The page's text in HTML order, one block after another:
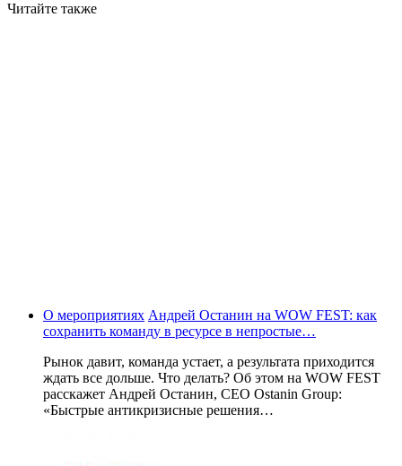
Читайте также
О мероприятиях Андрей Останин на WOW FEST: как
сохранить команду в ресурсе в непростые…
Рынок давит, команда устает, а результата приходится
ждать все дольше. Что делать? Об этом на WOW FEST
расскажет Андрей Останин, CEO Ostanin Group:
«Быстрые антикризисные решения…